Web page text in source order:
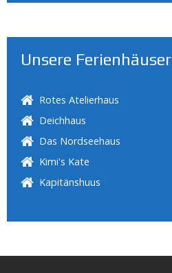
Unsere Ferienhäuser
Rotes Atelierhaus
Deichhaus
Das Nordseehaus
Kimi's Kate
Kapitänshuus